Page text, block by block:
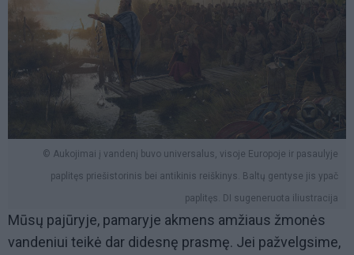
© Aukojimai į vandenį buvo universalus, visoje Europoje ir pasaulyje
paplitęs priešistorinis bei antikinis reiškinys. Baltų gentyse jis ypač
paplitęs. DI sugeneruota iliustracija
Mūsų pajūryje, pamaryje akmens amžiaus žmonės
vandeniui teikė dar didesnę prasmę. Jei pažvelgsime,